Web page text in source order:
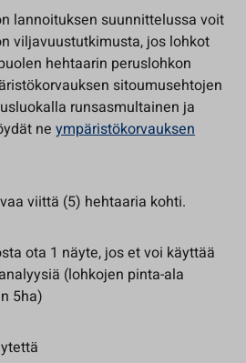
lannoituksen suunnittelussa voit
viljavuustutkimusta, jos lohkot
hehtaarin peruslohkon
sitoumusehtojen
runsasmultainen ja
ne ympäristökorvauksen
viittä (5) hehtaaria kohti.
ota 1 näyte, jos et voi käyttää
(lohkojen pinta-ala
5ha)